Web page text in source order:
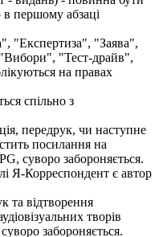
в першому абзаці
"Експертиза", "Заява",
"Тест-драйв",
на правах
спільно з
передрук, чи наступне
посилання на
суворо забороняється.
Я-Корреспондент є автор
та відтворення
творів
забороняється.